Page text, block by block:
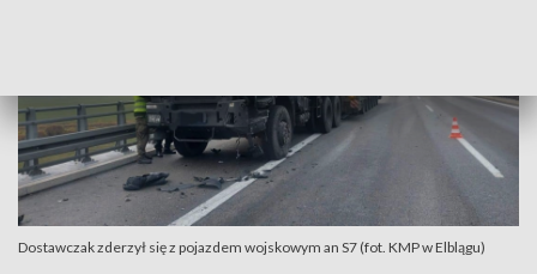
Dostawczak zderzył się z pojazdem wojskowym an S7 (fot. KMP w Elblągu)